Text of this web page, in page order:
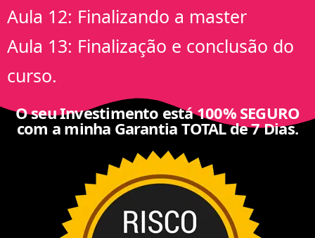
Aula 12: Finalizando a master
Aula 13: Finalização e conclusão do
curso.
O seu Investimento está 100% SEGURO
com a minha Garantia TOTAL de 7 Dias.